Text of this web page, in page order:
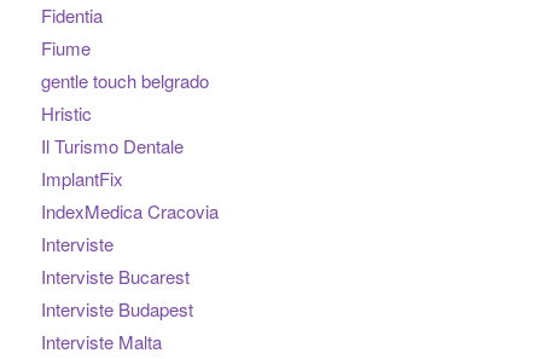
Fidentia
Fiume
gentle touch belgrado
Hristic
Il Turismo Dentale
ImplantFix
IndexMedica Cracovia
Interviste
Interviste Bucarest
Interviste Budapest
Interviste Malta